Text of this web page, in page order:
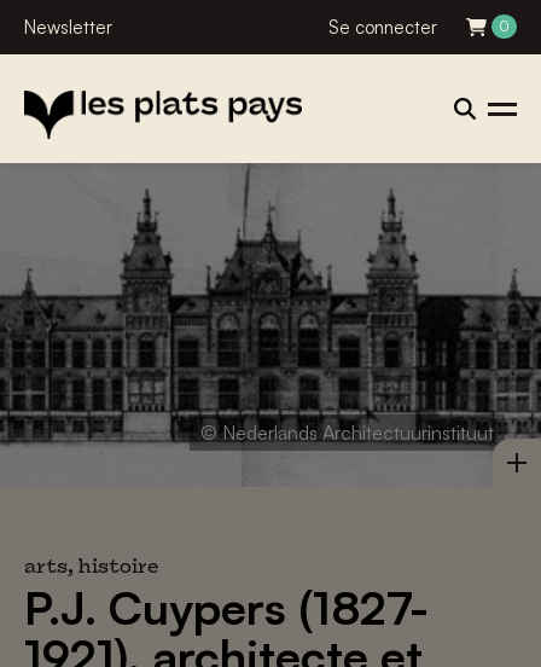
Newsletter Se connecter 0
© Nederlands Architectuurinstituut
arts, histoire
P.J. Cuypers (1827-
1921), architecte et